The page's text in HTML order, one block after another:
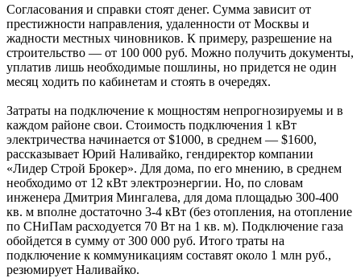
Согласования и справки стоят денег. Сумма зависит от
престижности направления, удаленности от Москвы и
жадности местных чиновников. К примеру, разрешение на
строительство — от 100 000 руб. Можно получить документы,
уплатив лишь необходимые пошлины, но придется не один
месяц ходить по кабинетам и стоять в очередях.
Затраты на подключение к мощностям непрогнозируемы и в
каждом районе свои. Стоимость подключения 1 кВт
электричества начинается от $1000, в среднем — $1600,
рассказывает Юрий Наливайко, гендиректор компании
«Лидер Строй Брокер». Для дома, по его мнению, в среднем
необходимо от 12 кВт электроэнергии. Но, по словам
инженера Дмитрия Мингалева, для дома площадью 300-400
кв. м вполне достаточно 3-4 кВт (без отопления, на отопление
по СНиПам расходуется 70 Вт на 1 кв. м). Подключение газа
обойдется в сумму от 300 000 руб. Итого траты на
подключение к коммуникациям составят около 1 млн руб.,
резюмирует Наливайко.